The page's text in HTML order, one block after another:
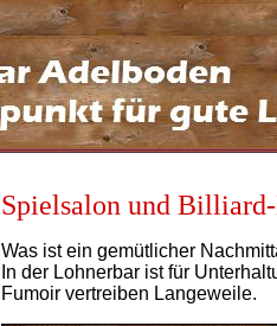
Spielsalon und
Was ist ein gemütlicher
In der Lohnerbar ist für
Fumoir vertreiben Langeweile.